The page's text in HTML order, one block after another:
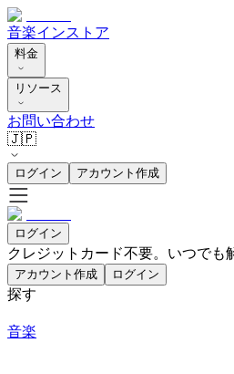
音楽インストア
料金
リソース
お問い合わせ
🇯🇵
ログイン アカウント作成
ログイン
クレジットカード不要。いつでも
アカウント作成 ログイン
探す
音楽